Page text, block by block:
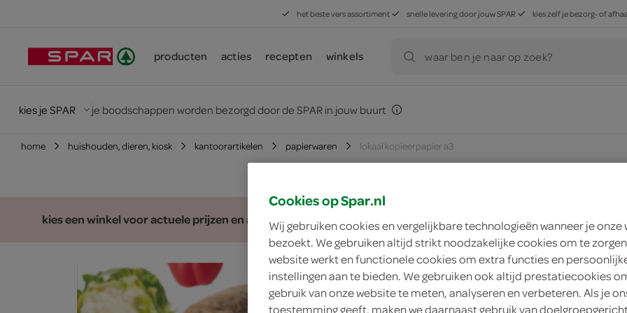
het beste vers assortiment snelle levering door jouw SPAR kies zelf je bezorg- of
producten acties recepten winkels waar ben je naar op zoek?
kies je SPAR je boodschappen worden bezorgd door de SPAR in jouw buurt
home huishouden, dieren, kiosk kantoorartikelen papierwaren lokaal kopieerpapier a3
kies een winkel voor actuele prijzen en assortiment zoek winkel
Lokaal
Cookies op Spar.nl
Wij gebruiken cookies en vergelijkbare technologieën wanneer je onze
bezoekt. We gebruiken altijd strikt noodzakelijke cookies om te
website werkt en functionele cookies om extra functies en
instellingen aan te bieden. We gebruiken ook altijd prestatiecookies
gebruik van onze website te meten, analyseren en verbeteren. Als je
toestemming geeft, maken we daarnaast gebruik van